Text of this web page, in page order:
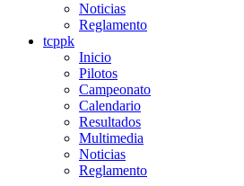
Noticias
Reglamento
tcppk
Inicio
Pilotos
Campeonato
Calendario
Resultados
Multimedia
Noticias
Reglamento